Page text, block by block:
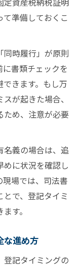
準備しておくこ
同時履行」が原則
書類チェックを
きます。もし万
が起きた場合、
ため、注意が必要
名義の場合は、追
に状況を確認し
場では、司法書
で、登記タイミ
す。
な進め方
登記タイミングの